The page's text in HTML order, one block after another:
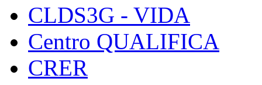
CLDS3G - VIDA
Centro QUALIFICA
CRER